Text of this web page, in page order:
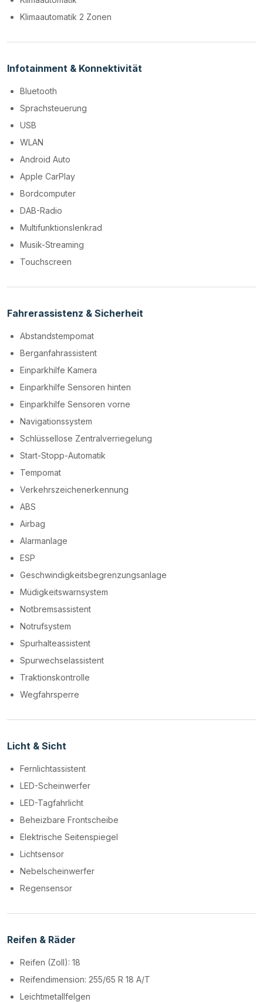
Klimaautomatik 2 Zonen
Infotainment & Konnektivität
Bluetooth
Sprachsteuerung
USB
WLAN
Android Auto
Apple CarPlay
Bordcomputer
DAB-Radio
Multifunktionslenkrad
Musik-Streaming
Touchscreen
Fahrerassistenz & Sicherheit
Abstandstempomat
Berganfahrassistent
Einparkhilfe Kamera
Einparkhilfe Sensoren hinten
Einparkhilfe Sensoren vorne
Navigationssystem
Schlüssellose Zentralverriegelung
Start-Stopp-Automatik
Tempomat
Verkehrszeichenerkennung
ABS
Airbag
Alarmanlage
ESP
Geschwindigkeitsbegrenzungsanlage
Müdigkeitswarnsystem
Notbremsassistent
Notrufsystem
Spurhalteassistent
Spurwechselassistent
Traktionskontrolle
Wegfahrsperre
Licht & Sicht
Fernlichtassistent
LED-Scheinwerfer
LED-Tagfahrlicht
Beheizbare Frontscheibe
Elektrische Seitenspiegel
Lichtsensor
Nebelscheinwerfer
Regensensor
Reifen & Räder
Reifen (Zoll): 18
Reifendimension: 255/65 R 18 A/T
Leichtmetallfelgen